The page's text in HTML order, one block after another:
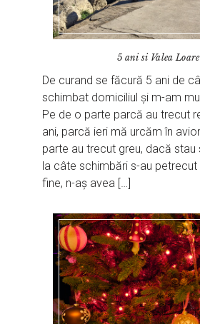
5 ani si Valea
De curand se făcură 5 ani de
schimbat domiciliul și m-am
Pe de o parte parcă au trecut
ani, parcă ieri mă urcăm în
parte au trecut greu, dacă
la câte schimbări s-au petrecut
fine, n-aș avea […]